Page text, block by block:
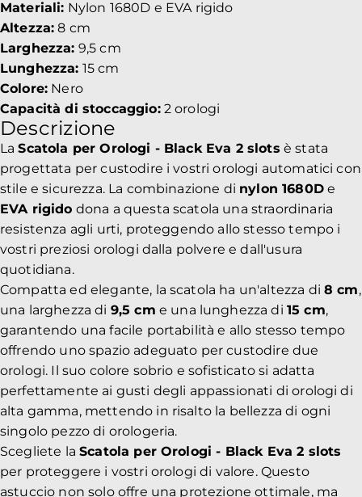
Materiali: Nylon 1680D e EVA rigido
Altezza: 8 cm
Larghezza: 9,5 cm
Lunghezza: 15 cm
Colore: Nero
Capacità di stoccaggio:2 orologi
Descrizione
LaScatola per Orologi - Black Eva 2 slots è stata
progettata per custodire i vostri orologi automatici con
stile e sicurezza. La combinazione di nylon 1680De
EVA rigido dona a questa scatola una straordinaria
resistenza agli urti, proteggendo allo stesso tempo i
vostri preziosi orologi dalla polvere e dall'usura
quotidiana.
Compatta ed elegante, la scatola ha un'altezza di 8 cm,
una larghezza di 9,5 cm e una lunghezza di 15 cm,
garantendo una facile portabilità e allo stesso tempo
offrendo uno spazio adeguato per custodire due
orologi. Il suo colore sobrio e sofisticato si adatta
perfettamente ai gusti degli appassionati di orologi di
alta gamma, mettendo in risalto la bellezza di ogni
singolo pezzo di orologeria.
Scegliete laScatola per Orologi - Black Eva 2 slots
per proteggere i vostri orologi di valore. Questo
astuccio non solo offre una protezione ottimale, ma